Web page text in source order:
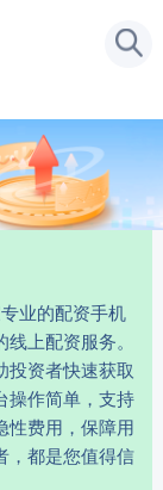
业的配资手机
上配资服务。
投资者快速获取
操作简单，支持
性费用，保障用
，都是您值得信